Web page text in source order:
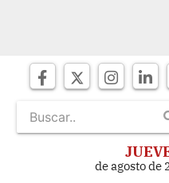
de agosto de